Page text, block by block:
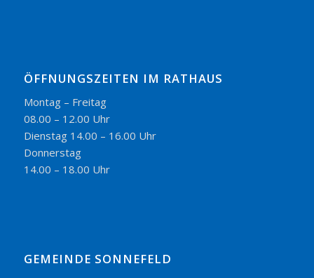
ÖFFNUNGSZEITEN IM RATHAUS
Montag – Freitag
08.00 – 12.00 Uhr
Dienstag 14.00 – 16.00 Uhr
Donnerstag
14.00 – 18.00 Uhr
GEMEINDE SONNEFELD